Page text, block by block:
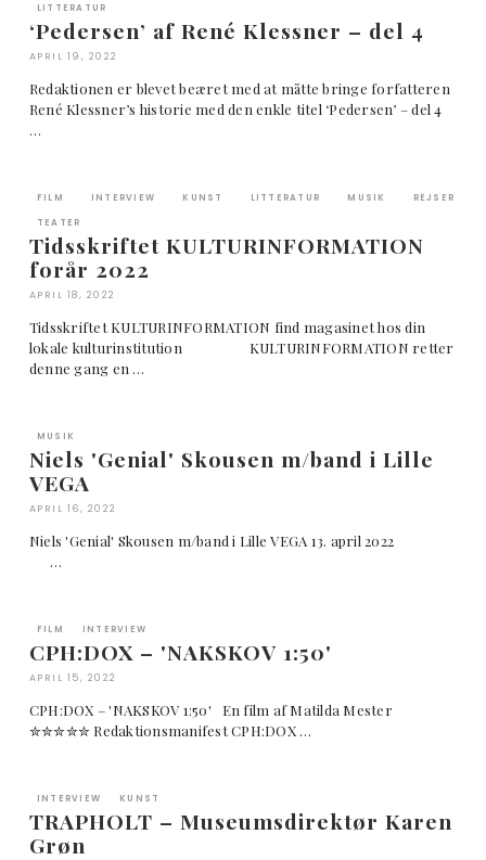
LITTERATUR
‘Pedersen’ af René Klessner – del 4
APRIL 19, 2022
Redaktionen er blevet beæret med at måtte bringe forfatteren
René Klessner’s historie med den enkle titel ‘Pedersen’ – del 4
…
FILM INTERVIEW KUNST LITTERATUR MUSIK REJSER
TEATER
Tidsskriftet KULTURINFORMATION
forår 2022
APRIL 18, 2022
Tidsskriftet KULTURINFORMATION find magasinet hos din
lokale kulturinstitution KULTURINFORMATION retter
denne gang en …
MUSIK
Niels 'Genial' Skousen m/band i Lille
VEGA
APRIL 16, 2022
Niels 'Genial' Skousen m/band i Lille VEGA 13. april 2022
…
FILM INTERVIEW
CPH:DOX – 'NAKSKOV 1:50'
APRIL 15, 2022
CPH:DOX – 'NAKSKOV 1:50' En film af Matilda Mester
✮✮✮✮✮ Redaktionsmanifest CPH:DOX …
INTERVIEW KUNST
TRAPHOLT – Museumsdirektør Karen
Grøn